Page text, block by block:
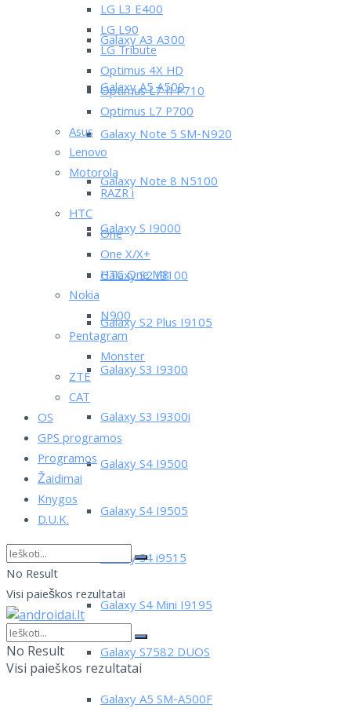
Galaxy A3 A300
Galaxy A5 A500
Galaxy Note 5 SM-N920
Galaxy Note 8 N5100
Galaxy S I9000
Galaxy S2 I9100
Galaxy S2 Plus I9105
Galaxy S3 I9300
Galaxy S3 I9300i
Galaxy S4 I9500
Galaxy S4 I9505
Galaxy S4 i9515
Galaxy S4 Mini I9195
Galaxy S7582 DUOS
Galaxy A5 SM-A500F
LG L3 E400
LG L90
LG Tribute
Optimus 4X HD
Optimus L7 II P710
Optimus L7 P700
Asus
Lenovo
Motorola
RAZR i
HTC
One
One X/X+
HTC One M8
Nokia
N900
Pentagram
Monster
ZTE
CAT
OS
GPS programos
Programos
Žaidimai
Knygos
D.U.K.
No Result
Visi paieškos rezultatai
No Result
Visi paieškos rezultatai